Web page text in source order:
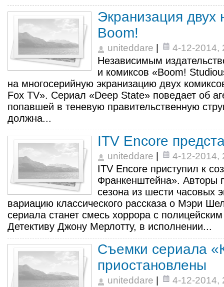
Экранизация двух
Boom!
uniteddare 4-12-2014,
Независимым
и комиксов «Boom!
на многосерийную экранизацию двух
Fox TV». Сериал «Deep State» поведает об
попавшей в теневую правительственную
должна...
ITV Encore
uniteddare 4-12-2014,
ITV Encore приступил к
Франкенштейна». Авторы
сезона из шести часовых
вариацию классического рассказа о Мэри
сериала станет смесь хоррора с
Детективу Джону Мерлотту, в исполнении...
Съемки сериала
приостановлены
uniteddare 4-12-2014,